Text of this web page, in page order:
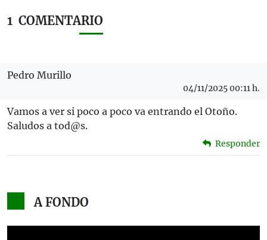
1 COMENTARIO
Pedro Murillo
04/11/2025 00:11 h.
Vamos a ver si poco a poco va entrando el Otoño.
Saludos a tod@s.
Responder
A FONDO